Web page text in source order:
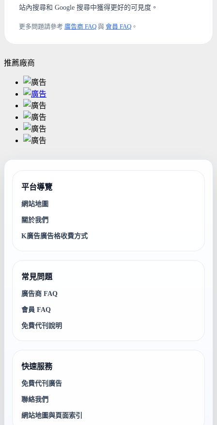
站內搜尋和 Google 搜尋中獲得更好的可見度。
更多問題請參考 廣告商 FAQ 與 會員 FAQ 。
推薦廠商
平台導覽
網站地圖
關於我們
K廣告廣告格收費方式
常見問題
廣告商 FAQ
會員 FAQ
免費代刊說明
快速服務
免費代刊廣告
聯絡我們
網站地圖與頁面索引